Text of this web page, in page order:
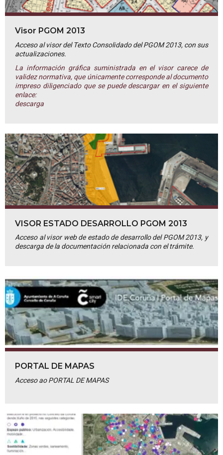
Visor PGOM 2013
Acceso al visor del Texto Consolidado del PGOM 2013, con sus
actualizaciones.
La información gráfica suministrada en el visor carece de
validez normativa, que únicamente corresponde al documento
impreso diligenciado que se puede descargar en el siguiente
enlace:
descarga
VISOR ESTADO DESARROLLO PGOM 2013
Acceso al visor web de estado de desarrollo del PGOM 2013, y
descarga de la documentación relacionada con el trámite.
PORTAL DE MAPAS
Acceso ao PORTAL DE MAPAS